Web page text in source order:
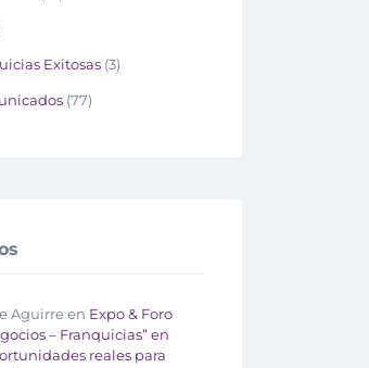
Exitosas (3)
(77)
Aguirreen Expo & Foro
– Franquicias” en
reales para